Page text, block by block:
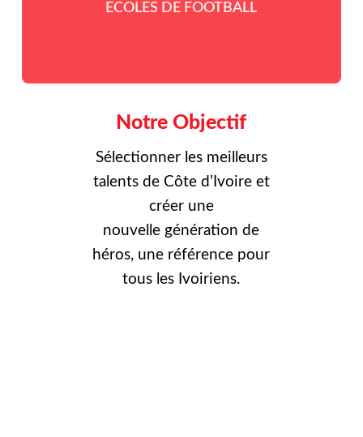
ECOLES DE FOOTBALL
Notre Objectif
Sélectionner les meilleurs
talents de Côte d’Ivoire et
créer une
nouvelle génération de
héros, une référence pour
tous les Ivoiriens.